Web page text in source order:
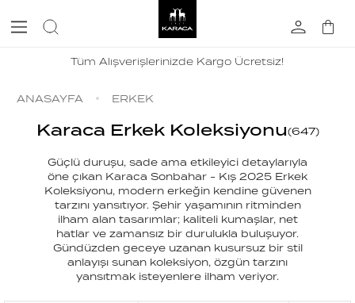
Tüm Alışverişlerinizde Kargo Ücretsiz!
ANASAYFA ERKEK
Karaca Erkek Koleksiyonu(647)
Güçlü duruşu, sade ama etkileyici detaylarıyla
öne çıkan Karaca Sonbahar - Kış 2025 Erkek
Koleksiyonu, modern erkeğin kendine güvenen
tarzını yansıtıyor. Şehir yaşamının ritminden
ilham alan tasarımlar; kaliteli kumaşlar, net
hatlar ve zamansız bir durulukla buluşuyor.
Gündüzden geceye uzanan kusursuz bir stil
anlayışı sunan koleksiyon, özgün tarzını
yansıtmak isteyenlere ilham veriyor.